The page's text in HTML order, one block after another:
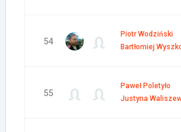
54
Piotr Wodziński
Bartłomiej
55
Paweł Poletyło
Justyna